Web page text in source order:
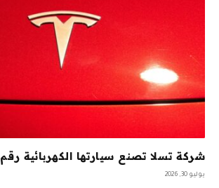
شركة تسلا تصنع سيارتها الكهربائية رقم 10 مليون
يوليو 30, 2026